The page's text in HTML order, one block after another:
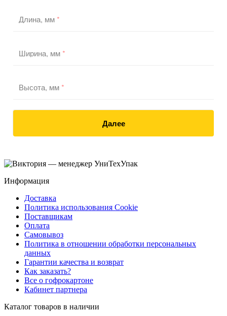
Длина, мм*
Ширина, мм*
Высота, мм*
Далее
Информация
Доставка
Политика использования Cookie
Поставщикам
Оплата
Самовывоз
Политика в отношении обработки персональных
данных
Гарантии качества и возврат
Как заказать?
Все о гофрокартоне
Кабинет партнера
Каталог товаров в наличии